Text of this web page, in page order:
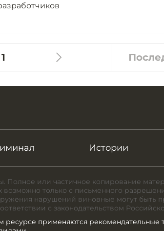
Истории
Полное или частичное копирование
возможно только с письменного
нарушений виновные могут быть
с законодательством
применяются рекомендательные